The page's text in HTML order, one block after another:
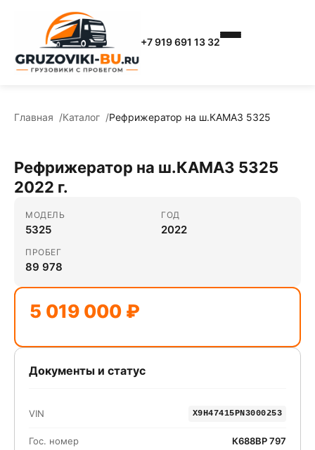
+7 919 691 13 32
Главная Каталог Рефрижератор на ш.КАМАЗ 5325
Рефрижератор на ш.КАМАЗ 5325
2022 г.
МОДЕЛЬ
5325
ГОД
2022
ПРОБЕГ
89 978
5 019 000 ₽
Документы и статус
VIN X9H47415PN3000253
Гос. номер К688ВР 797